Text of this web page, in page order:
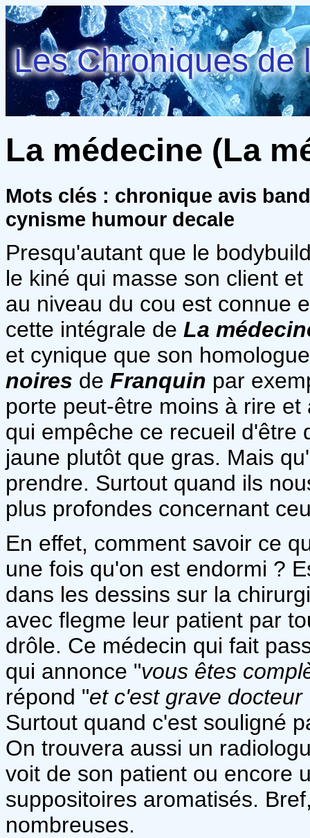
Les Chroniques de
La médecine (La
Mots clés : chronique avis
cynisme humour decale
Presqu'autant que le
le kiné qui masse son client
au niveau du cou est connue
cette intégrale de La
et cynique que son
noires de Franquin par
porte peut-être moins à rire
qui empêche ce recueil d'être
jaune plutôt que gras. Mais
prendre. Surtout quand ils
plus profondes concernant
En effet, comment savoir ce
une fois qu'on est endormi ?
dans les dessins sur la
avec flegme leur patient par
drôle. Ce médecin qui fait
qui annonce "vous êtes
répond "et c'est grave docteur
Surtout quand c'est souligné
On trouvera aussi un
voit de son patient ou encore
suppositoires aromatisés.
nombreuses.